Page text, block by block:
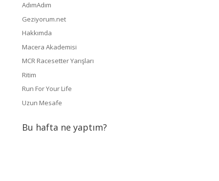
AdımAdım
Geziyorum.net
Hakkımda
Macera Akademisi
MCR Racesetter Yarışları
Ritim
Run For Your Life
Uzun Mesafe
Bu hafta ne yaptım?